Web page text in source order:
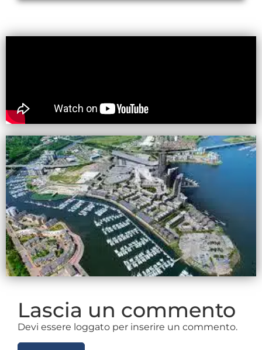
Lascia un commento
Devi essere loggato per inserire un commento.